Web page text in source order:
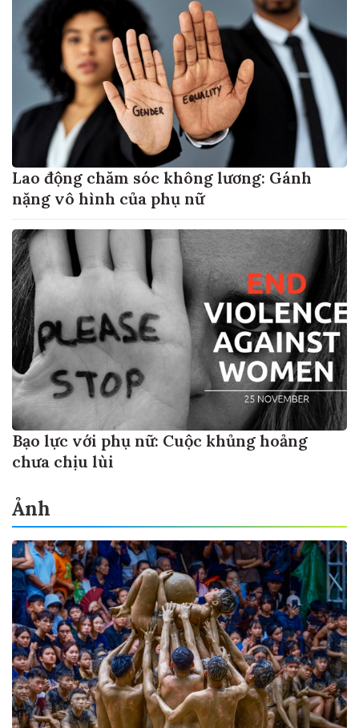
Lao động chăm sóc không lương: Gánh
nặng vô hình của phụ nữ
Bạo lực với phụ nữ: Cuộc khủng hoảng
chưa chịu lùi
Ảnh